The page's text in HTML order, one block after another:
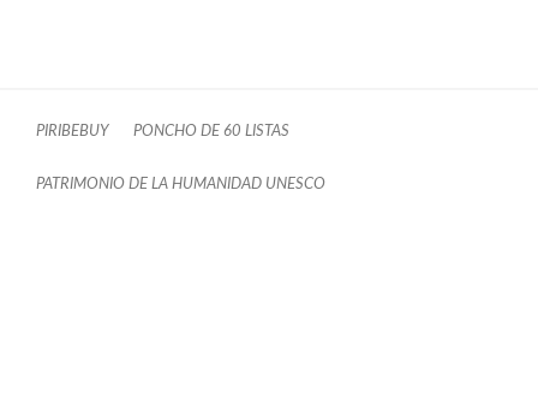
PIRIBEBUY PONCHO DE 60 LISTAS
PATRIMONIO DE LA HUMANIDAD UNESCO